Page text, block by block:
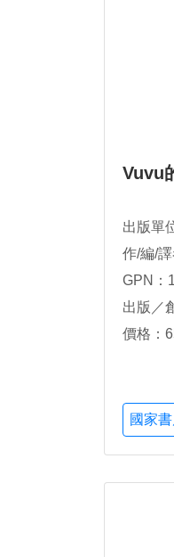
Vuvu
出版單
作/編/
GPN：
出版／
價格：
國家